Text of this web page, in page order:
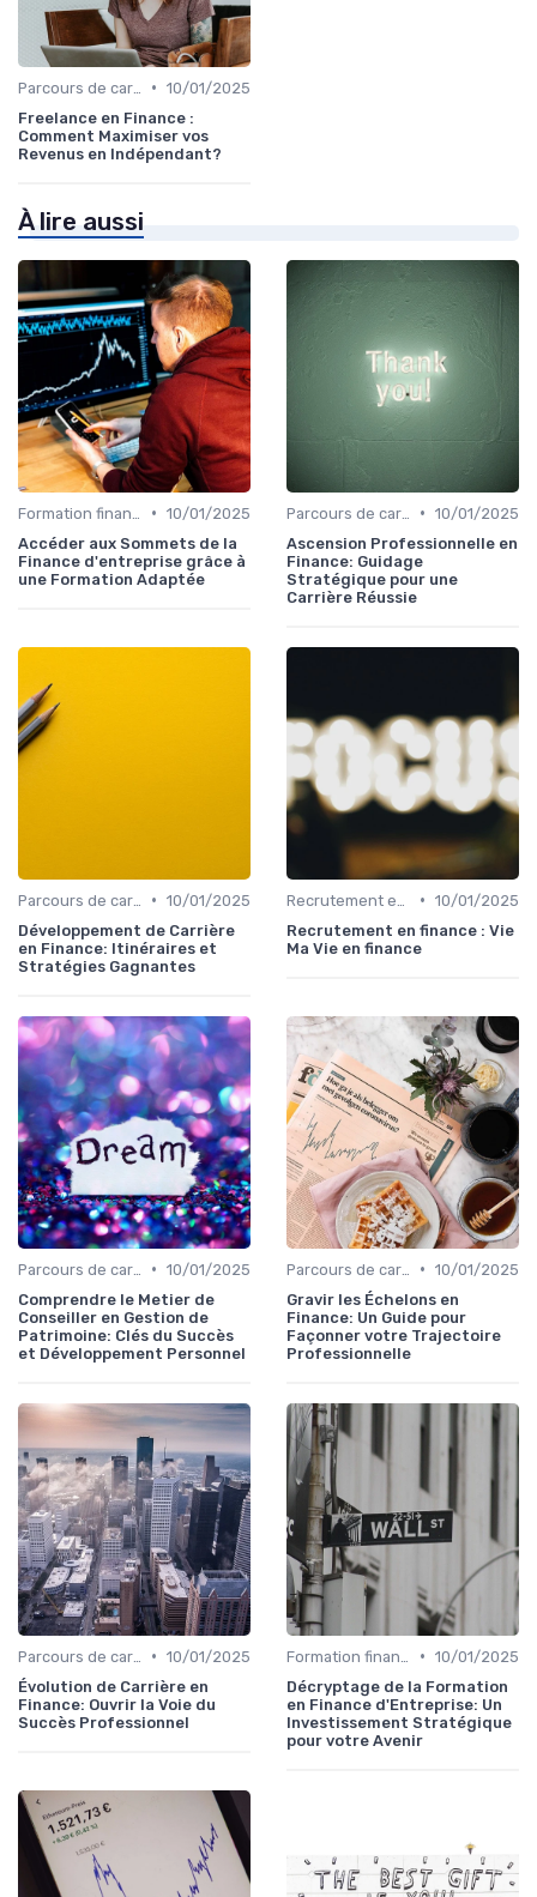
• 10/01/2025
Freelance en Finance :
Comment Maximiser vos
Revenus en Indépendant?
À lire aussi
• 10/01/2025
Accéder aux Sommets de la
Finance d'entreprise grâce à
une Formation Adaptée
• 10/01/2025
Ascension Professionnelle en
Finance: Guidage
Stratégique pour une
Carrière Réussie
• 10/01/2025
Développement de Carrière
en Finance: Itinéraires et
Stratégies Gagnantes
• 10/01/2025
Recrutement en finance : Vie
Ma Vie en finance
• 10/01/2025
Comprendre le Metier de
Conseiller en Gestion de
Patrimoine: Clés du Succès
et Développement Personnel
• 10/01/2025
Gravir les Échelons en
Finance: Un Guide pour
Façonner votre Trajectoire
Professionnelle
• 10/01/2025
Évolution de Carrière en
Finance: Ouvrir la Voie du
Succès Professionnel
• 10/01/2025
Décryptage de la Formation
en Finance d'Entreprise: Un
Investissement Stratégique
pour votre Avenir